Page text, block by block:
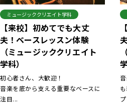
ミュージッククリエイト学科
【来校】初めてでも大丈
夫！ベースレッスン体験
（ミュージッククリエイト
学科）
初心者さん、大歓迎！
音楽を底から支える重要なベースに
注目...